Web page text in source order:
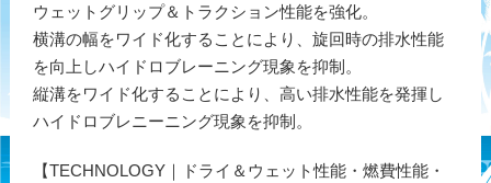
ウェットグリップ＆トラクション性能を強化。
横溝の幅をワイド化することにより、旋回時の排水性能
を向上しハイドロブレーニング現象を抑制。
縦溝をワイド化することにより、高い排水性能を発揮し
ハイドロブレニーニング現象を抑制。
【TECHNOLOGY｜ドライ＆ウェット性能・燃費性能・